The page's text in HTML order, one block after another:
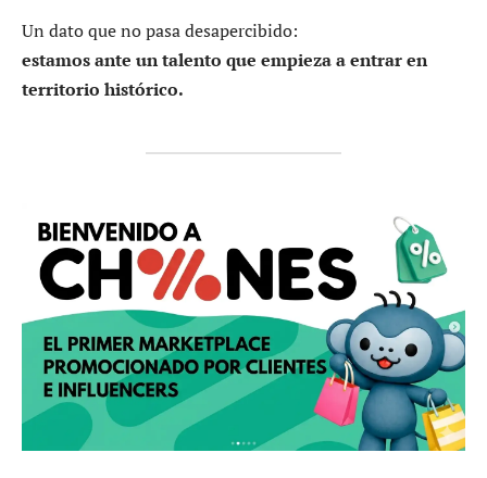
Un dato que no pasa desapercibido:
estamos ante un talento que empieza a entrar en
territorio histórico.